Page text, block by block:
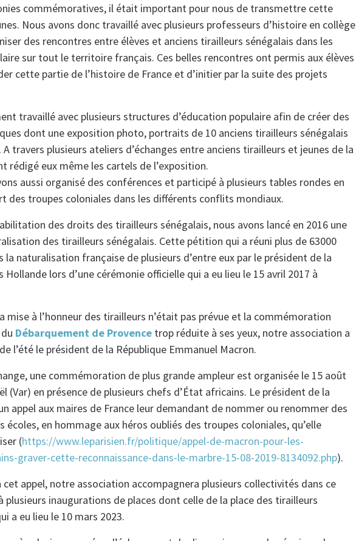
commémoratives, il était important pour nous de transmettre cette
Nous avons donc travaillé avec plusieurs professeurs d’histoire en collège
des rencontres entre élèves et anciens tirailleurs sénégalais dans les
sur tout le territoire français. Ces belles rencontres ont permis aux élèves
cette partie de l’histoire de France et d’initier par la suite des projets
travaillé avec plusieurs structures d’éducation populaire afin de créer des
dont une exposition photo, portraits de 10 anciens tirailleurs sénégalais
A travers plusieurs ateliers d’échanges entre anciens tirailleurs et jeunes de la
rédigé eux même les cartels de l’exposition.
aussi organisé des conférences et participé à plusieurs tables rondes en
des troupes coloniales dans les différents conflits mondiaux.
des droits des tirailleurs sénégalais, nous avons lancé en 2016 une
des tirailleurs sénégalais. Cette pétition qui a réuni plus de 63000
la naturalisation française de plusieurs d’entre eux par le président de la
Hollande lors d’une cérémonie officielle qui a eu lieu le 15 avril 2017 à
mise à l’honneur des tirailleurs n’était pas prévue et la commémoration
Débarquement de Provence trop réduite à ses yeux, notre association a
l’été le président de la République Emmanuel Macron.
une commémoration de plus grande ampleur est organisée le 15 août
(Var) en présence de plusieurs chefs d’État africains. Le président de la
appel aux maires de France leur demandant de nommer ou renommer des
écoles, en hommage aux héros oubliés des troupes coloniales, qu’elle
(https://www.leparisien.fr/politique/appel-de-macron-pour-les-
graver-cette-reconnaissance-dans-le-marbre-15-08-2019-8134092.php).
cet appel, notre association accompagnera plusieurs collectivités dans ce
plusieurs inaugurations de places dont celle de la place des tirailleurs
a eu lieu le 10 mars 2023.